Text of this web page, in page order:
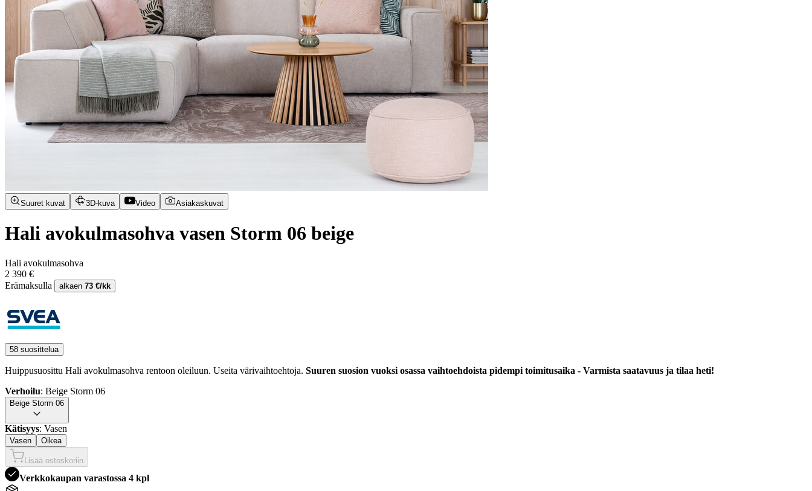
Suuret kuvat 3D-kuva Video Asiakaskuvat
Hali avokulmasohva vasen Storm 06 beige
Hali avokulmasohva
2 390 €
Erämaksulla
alkaen 73 €/kk
58 suosittelua
Huippusuosittu Hali avokulmasohva rentoon oleiluun. Useita värivaihtoehtoja. Suuren suosion vuoksi osassa vaihtoehdoista pidempi toimitusaika - Varmista saatavuus ja tilaa heti!
Verhoilu: Beige Storm 06
Beige Storm 06
Kätisyys: Vasen
Vasen Oikea
Lisää ostoskoriin
Verkkokaupan varastossa 4 kpl